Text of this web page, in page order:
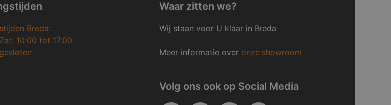
Breda:
10:00 tot 17:00
Waar zitten we?
Wij staan voor U klaar in Breda
Meer informatie over onze showroom
Volg ons ook op Social Media